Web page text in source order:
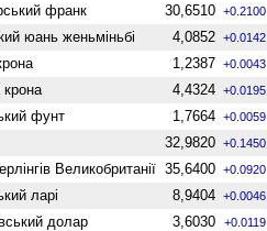
франк 30,6510 +0.2100
юань женьмiньбi 4,0852 +0.0142
1,2387 +0.0043
крона 4,4324 +0.0195
фунт 1,7664 +0.0059
32,9820 +0.1450
Велико­британії 35,6400 +0.0920
ларі 8,9404 +0.0046
долар 3,6030 +0.0119